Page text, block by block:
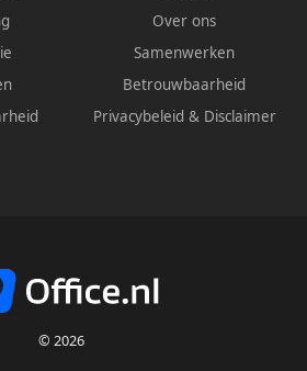
Over ons
Samenwerken
Betrouwbaarheid
Privacybeleid & Disclaimer
© 2026